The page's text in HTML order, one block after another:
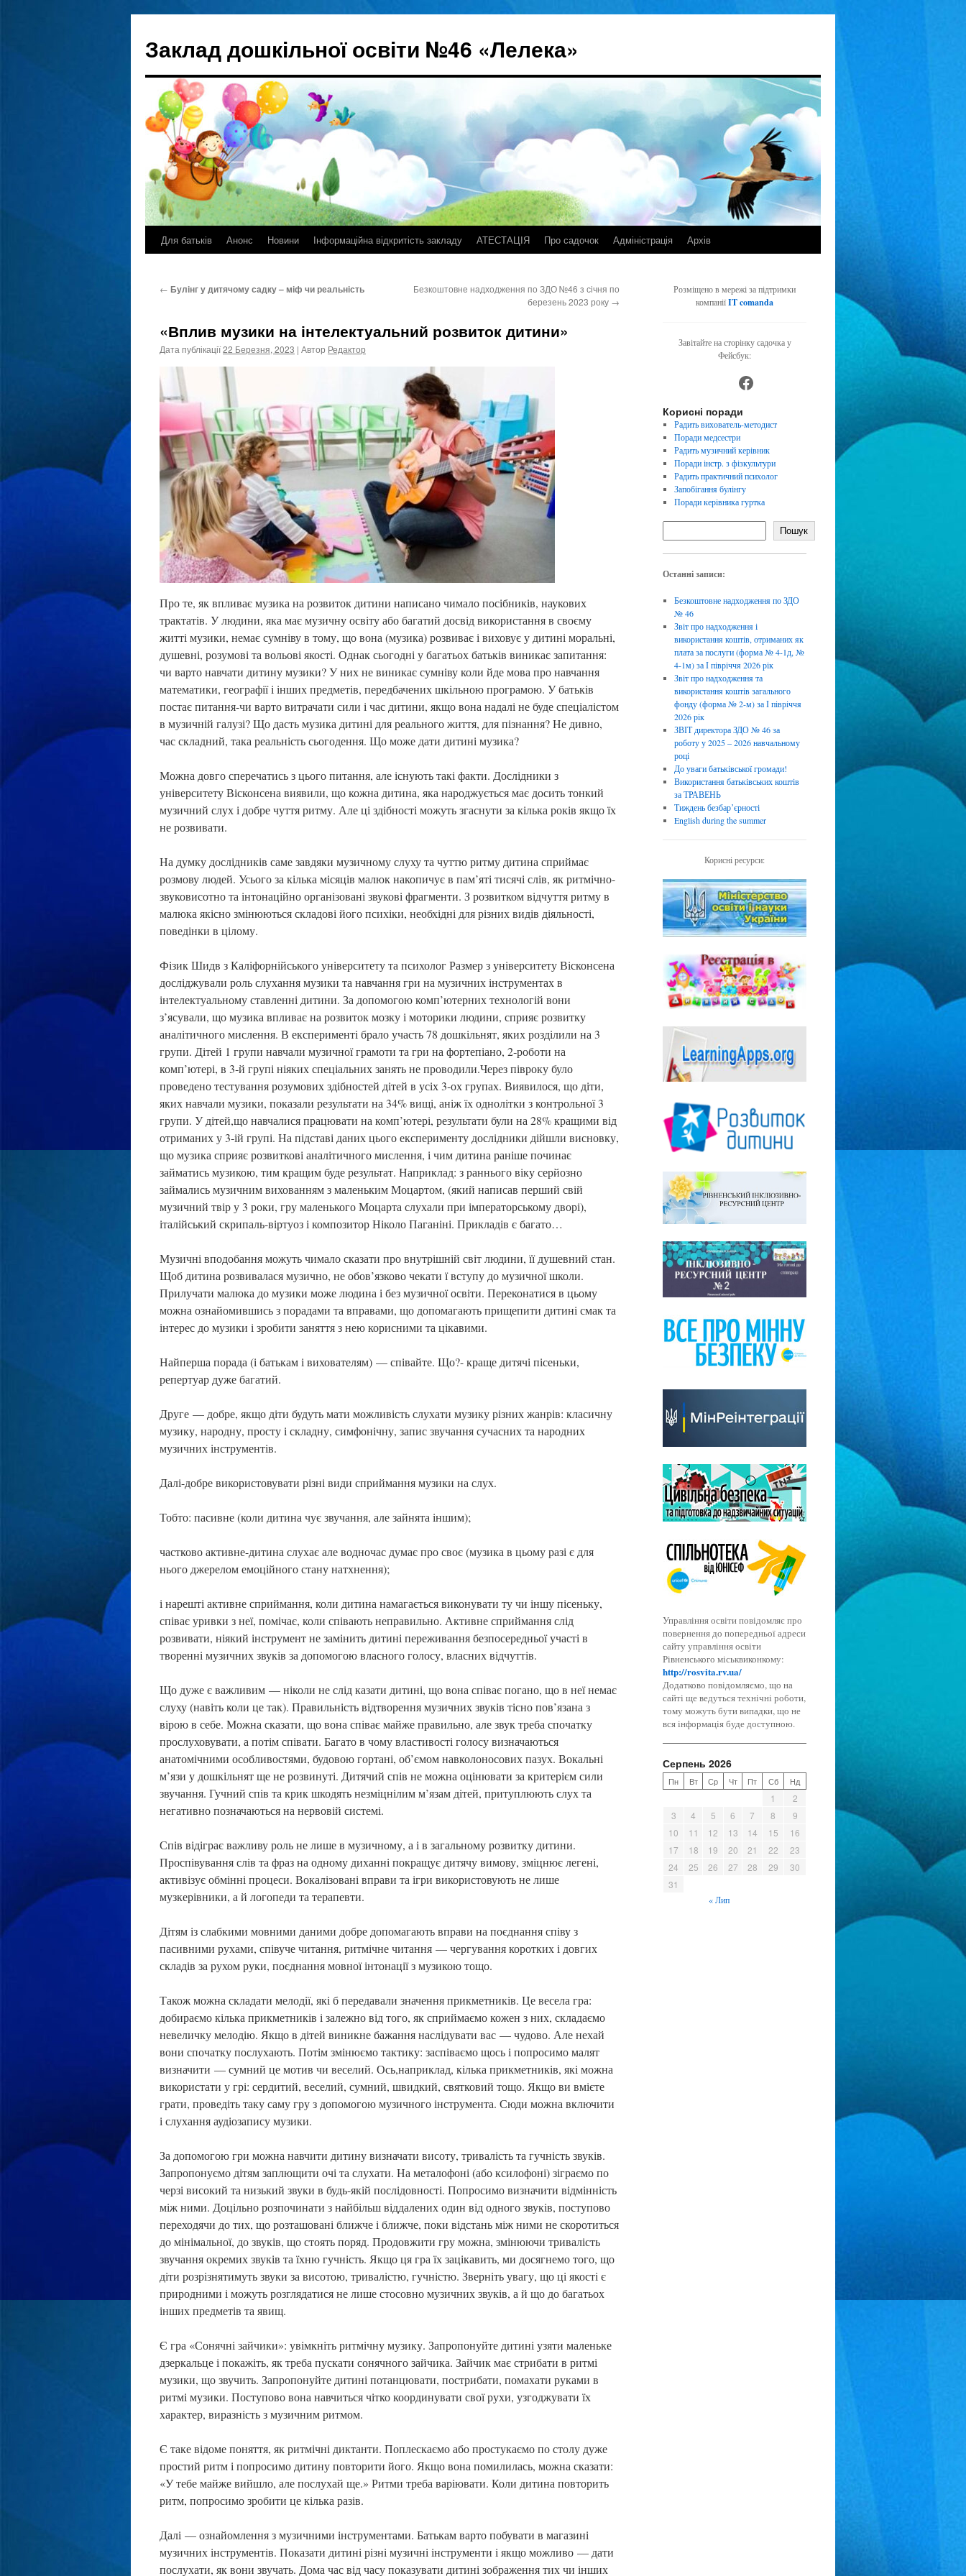
вмісту
Заклад дошкільної освіти №46 «Лелека»
Для батьків Анонс Новини Інформаційна відкритість закладу АТЕСТАЦІЯ Про садочок Адміністрація Архів
← Булінг у дитячому садку – міф чи реальність
Безкоштовне надходження по ЗДО №46 з січня по
березень 2023 року →
«Вплив музики на інтелектуальний розвиток дитини»
Дата публікації22 Березня, 2023 | Автор Редактор
Про те, як впливає музика на розвиток дитини написано чимало посібників, наукових
трактатів. У людини, яка має музичну освіту або багатий досвід використання в своєму
житті музики, немає сумніву в тому, що вона (музика) розвиває і виховує у дитині моральні,
душевні, розумові та вольові якості. Однак сьогодні у багатьох батьків виникає запитання:
чи варто навчати дитину музики? У них не виникає сумніву коли йде мова про навчання
математики, географії і інших предметів, передбачених шкільною програмою. У батьків
постає питання-чи варто витрачати сили і час дитини, якщо вона надалі не буде спеціалістом
в музичній галузі? Що дасть музика дитині для реального життя, для пізнання? Не дивно,
час складний, така реальність сьогодення. Що може дати дитині музика?
Можна довго сперечатись з цього питання, але існують такі факти. Дослідники з
університету Вісконсена виявили, що кожна дитина, яка народжується має досить тонкий
музичний слух і добре чуття ритму. Але ці здібності можуть згаснути за кілька років якщо їх
не розвивати.
На думку дослідників саме завдяки музичному слуху та чуттю ритму дитина сприймає
розмову людей. Усього за кілька місяців малюк накопичує в пам’яті тисячі слів, як ритмічно-
звуковисотно та інтонаційно організовані звукові фрагменти. З розвитком відчуття ритму в
малюка якісно змінюються складові його психіки, необхідні для різних видів діяльності,
поведінки в цілому.
Фізик Шидв з Каліфорнійського університету та психолог Размер з університету Вісконсена
досліджували роль слухання музики та навчання гри на музичних інструментах в
інтелектуальному ставленні дитини. За допомогою комп’ютерних технологій вони
з’ясували, що музика впливає на розвиток мозку і моторики людини, сприяє розвитку
аналітичного мислення. В експерименті брало участь 78 дошкільнят, яких розділили на 3
групи. Дітей 1 групи навчали музичної грамоти та гри на фортепіано, 2‑роботи на
комп’ютері, в 3‑й групі ніяких спеціальних занять не проводили.Через півроку було
проведено тестування розумових здібностей дітей в усіх 3‑ох групах. Виявилося, що діти,
яких навчали музики, показали результати на 34% вищі, аніж їх однолітки з контрольної 3
групи. У дітей,що навчалися працювати на комп’ютері, результати були на 28% кращими від
отриманих у 3‑ій групі. На підставі даних цього експерименту дослідники дійшли висновку,
що музика сприяє розвиткові аналітичного мислення, і чим дитина раніше починає
займатись музикою, тим кращим буде результат. Наприклад: з раннього віку серйозно
займались музичним вихованням з маленьким Моцартом, (який написав перший свій
музичний твір у 3 роки, гру маленького Моцарта слухали при імператорському дворі),
італійський скрипаль-віртуоз і композитор Ніколо Паганіні. Прикладів є багато…
Музичні вподобання можуть чимало сказати про внутрішній світ людини, її душевний стан.
Щоб дитина розвивалася музично, не обов’язково чекати ї вступу до музичної школи.
Прилучати малюка до музики може людина і без музичної освіти. Переконатися в цьому
можна ознайомившись з порадами та вправами, що допомагають прищепити дитині смак та
інтерес до музики і зробити заняття з нею корисними та цікавими.
Найперша порада (і батькам і вихователям) — співайте. Що?- краще дитячі пісеньки,
репертуар дуже багатий.
Друге — добре, якщо діти будуть мати можливість слухати музику різних жанрів: класичну
музику, народну, просту і складну, симфонічну, запис звучання сучасних та народних
музичних інструментів.
Далі-добре використовувати різні види сприймання музики на слух.
Тобто: пасивне (коли дитина чує звучання, але зайнята іншим);
частково активне-дитина слухає але водночас думає про своє (музика в цьому разі є для
нього джерелом емоційного стану натхнення);
і нарешті активне сприймання, коли дитина намагається виконувати ту чи іншу пісеньку,
співає уривки з неї, помічає, коли співають неправильно. Активне сприймання слід
розвивати, ніякий інструмент не замінить дитині переживання безпосередньої участі в
творенні музичних звуків за допомогою власного голосу, власних відчуттів.
Що дуже є важливим — ніколи не слід казати дитині, що вона співає погано, що в неї немає
слуху (навіть коли це так). Правильність відтворення музичних звуків тісно пов’язана з
вірою в себе. Можна сказати, що вона співає майже правильно, але звук треба спочатку
прослуховувати, а потім співати. Багато в чому властивості голосу визначаються
анатомічними особливостями, будовою гортані, об’ємом навколоносових пазух. Вокальні
м’язи у дошкільнят ще не розвинуті. Дитячий спів не можна оцінювати за критерієм сили
звучання. Гучний спів та крик шкодять незміцнілим м’язам дітей, притуплюють слух та
негативно позначаються на нервовій системі.
Спів відіграє важливу роль не лише в музичному, а і в загальному розвитку дитини.
Проспівування слів та фраз на одному диханні покращує дитячу вимову, зміцнює легені,
активізує обмінні процеси. Вокалізовані вправи та ігри використовують не лише
музкерівники, а й логопеди та терапевти.
Дітям із слабкими мовними даними добре допомагають вправи на поєднання співу з
пасивними рухами, співуче читання, ритмічне читання — чергування коротких і довгих
складів за рухом руки, поєднання мовної інтонації з музикою тощо.
Також можна складати мелодії, які б передавали значення прикметників. Це весела гра:
добираємо кілька прикметників і залежно від того, як сприймаємо кожен з них, складаємо
невеличку мелодію. Якщо в дітей виникне бажання наслідувати вас — чудово. Але нехай
вони спочатку послухають. Потім змінюємо тактику: заспіваємо щось і попросимо малят
визначити — сумний це мотив чи веселий. Ось,наприклад, кілька прикметників, які можна
використати у грі: сердитий, веселий, сумний, швидкий, святковий тощо. Якщо ви вмієте
грати, проведіть таку саму гру з допомогою музичного інструмента. Сюди можна включити
і слухання аудіозапису музики.
За допомогою гри можна навчити дитину визначати висоту, тривалість та гучність звуків.
Запропонуємо дітям заплющити очі та слухати. На металофоні (або ксилофоні) зіграємо по
черзі високий та низький звуки в будь-якій послідовності. Попросимо визначити відмінність
між ними. Доцільно розпочинати з найбільш віддалених один від одного звуків, поступово
переходячи до тих, що розташовані ближче і ближче, поки відстань між ними не скоротиться
до мінімальної, до звуків, що стоять поряд. Продовжити гру можна, змінюючи тривалість
звучання окремих звуків та їхню гучність. Якщо ця гра їх зацікавить, ми досягнемо того, що
діти розрізнятимуть звуки за висотою, тривалістю, гучністю. Зверніть увагу, що ці якості є
природними і можуть розглядатися не лише стосовно музичних звуків, а й що до багатьох
інших предметів та явищ.
Є гра «Сонячні зайчики»: увімкніть ритмічну музику. Запропонуйте дитині узяти маленьке
дзеркальце і покажіть, як треба пускати сонячного зайчика. Зайчик має стрибати в ритмі
музики, що звучить. Запропонуйте дитині потанцювати, пострибати, помахати руками в
ритмі музики. Поступово вона навчиться чітко координувати свої рухи, узгоджувати їх
характер, виразність з музичним ритмом.
Є таке відоме поняття, як ритмічні диктанти. Поплескаємо або простукаємо по столу дуже
простий ритм і попросимо дитину повторити його. Якщо вона помилилась, можна сказати:
«У тебе майже вийшло, але послухай ще.» Ритми треба варіювати. Коли дитина повторить
ритм, попросимо зробити це кілька разів.
Далі — ознайомлення з музичними інструментами. Батькам варто побувати в магазині
музичних інструментів. Показати дитині різні музичні інструменти і якщо можливо — дати
послухати, як вони звучать. Дома час від часу показувати дитині зображення тих чи інших
Розміщено в мережі за підтримки
компаніїIT comanda
Завітайте на сторінку садочка у
Фейсбук:
https://www.facebook.com/
Корисні поради
Радить вихователь-методист
Поради медсестри
Радить музичний керівник
Поради інстр. з фізкультури
Радить практичний психолог
Запобігання булінгу
Поради керівника гуртка
Пошук
Останні записи:
Безкоштовне надходження по ЗДО
№ 46
Звіт про надходження і
використання коштів, отриманих як
плата за послуги (форма № 4-1д, №
4-1м) за І півріччя 2026 рік
Звіт про надходження та
використання коштів загального
фонду (форма № 2-м) за І півріччя
2026 рік
ЗВІТ директора ЗДО № 46 за
роботу у 2025 – 2026 навчальному
році
До уваги батьківської громади!
Використання батьківських коштів
за ТРАВЕНЬ
Тиждень безбарʼєрності
English during the summer
Корисні ресурси:
Управління освіти повідомляє про
повернення до попередньої адреси
сайту управління освіти
Рівненського міськвиконкому:
http://rosvita.rv.ua/
Додатково повідомляємо, що на
сайті ще ведуться технічні роботи,
тому можуть бути випадки, що не
вся інформація буде доступною.
Серпень 2026
Пн Вт Ср Чт Пт Сб Нд
1
2
3
4 5 6 7 8
9
10
11 12 13 14 15
16
17
18 19 20 21 22
23
24
25 26 27 28 29
30
31
« Лип